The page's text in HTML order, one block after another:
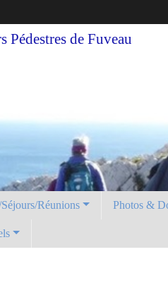
Pédestres de Fuveau
Réunions Photos &